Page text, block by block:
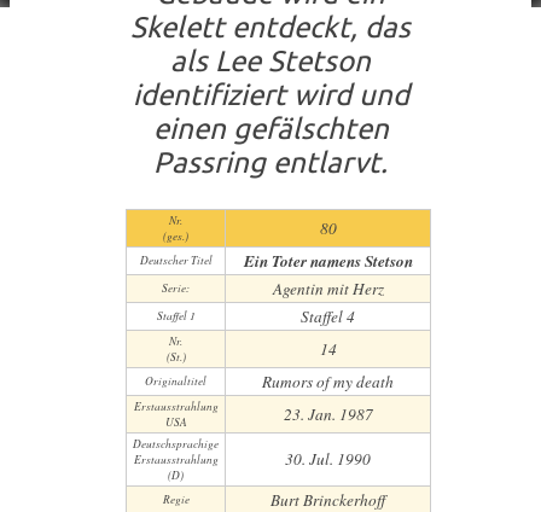
Skelett entdeckt, das
als Lee Stetson
identifiziert wird und
einen gefälschten
Passring entlarvt.
Nr.
(ges.)
80
Deutscher Titel Ein Toter namens Stetson
Serie: Agentin mit Herz
Staffel 1 Staffel 4
Nr.
(St.)
14
Original­titel Rumors of my death
Erstaus­strahlung
USA
23. Jan. 1987
Deutsch­sprachige
Erstaus­strahlung
(D)
30. Jul. 1990
Regie Burt Brinckerhoff